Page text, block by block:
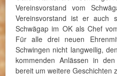
Vereinsvorstand vom
Vereinsvorstand ist er auch
Schwägap im OK als Chef
Für alle drei neuen
Schwingen nicht langweilig,
kommenden Anlässen in
bereit um weitere Geschichten